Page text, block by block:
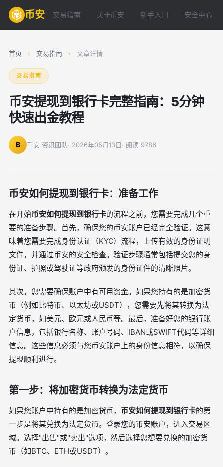
币安 交易指南 关于币安 新手入门 安全中心
首页 › 交易指南 › 文章详情
交易指南
币安提现到银行卡完整指南：5分钟
快速出金教程
B 币安 资讯团队· 2026年05月13日· 阅读 9786
币安如何提现到银行卡：准备工作
在开始币安如何提现到银行卡的流程之前，您需要完成几个重
要的准备步骤。首先，确保您的币安账户已经完全验证。这意
味着您需要完成身份认证（KYC）流程，上传有效的身份证明
文件，并通过币安的安全检查。验证步骤通常包括提交您的身
份证、护照或驾驶证等政府颁发的身份证件的清晰照片。
其次，您需要确保账户中有可用资金。如果您持有的是加密货
币（例如比特币、以太坊或USDT），您需要先将其转换为法
定货币，如美元、欧元或人民币等。最后，准备好您的银行账
户信息，包括银行名称、账户号码、IBAN或SWIFT代码等详细
信息。这些信息必须与您币安账户上的身份信息相符，以确保
提现顺利进行。
第一步：将加密货币转换为法定货币
如果您账户中持有的是加密货币， 币安如何提现到银行卡的第
一步是将其兑换为法定货币。登录您的币安账户，进入交易区
域。选择"出售"或"卖出"选项，然后选择您想要兑换的加密货
币（如BTC、ETH或USDT）。